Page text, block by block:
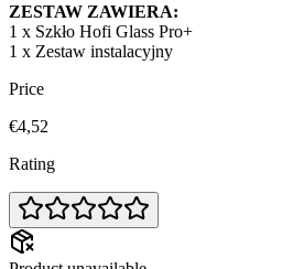
ZESTAW ZAWIERA:
1 x Szkło Hofi Glass Pro+
1 x Zestaw instalacyjny
Price
€4,52
Rating